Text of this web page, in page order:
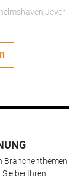
Branchenthemen
bei Ihren